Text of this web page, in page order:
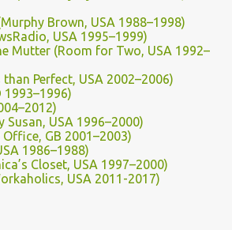
Brown, USA 1988–1998)
USA 1995–1999)
Mutter (Room for Two, USA 1992–
Perfect, USA 2002–2006)
1993–1996)
Susan, USA 1996–2000)
GB 2001–2003)
1986–1988)
Closet, USA 1997–2000)
USA 2011-2017)